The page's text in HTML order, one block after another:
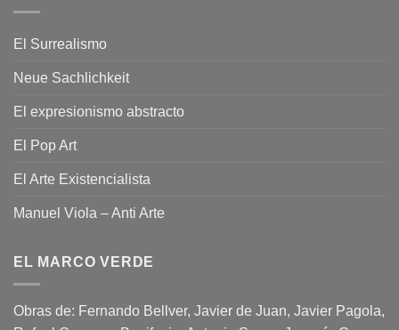
El Surrealismo
Neue Sachlichkeit
El expresionismo abstracto
El Pop Art
El Arte Existencialista
Manuel Viola – Anti Arte
EL MARCO VERDE
Obras de: Fernando Bellver, Javier de Juan, Javier Pagola,